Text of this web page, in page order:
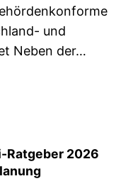
und
Neben der…
Ratgeber 2026